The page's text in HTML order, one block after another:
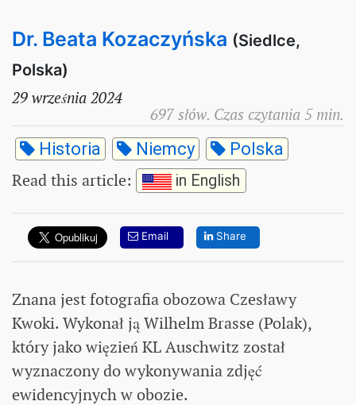
Dr. Beata Kozaczyńska (Siedlce,
Polska)
29 września 2024
697 słów. Czas czytania 5 min.
Historia Niemcy Polska
Read this article: in English
Email Share
Znana jest fotografia obozowa Czesławy
Kwoki. Wykonał ją Wilhelm Brasse (Polak),
który jako więzień KL Auschwitz został
wyznaczony do wykonywania zdjęć
ewidencyjnych w obozie.